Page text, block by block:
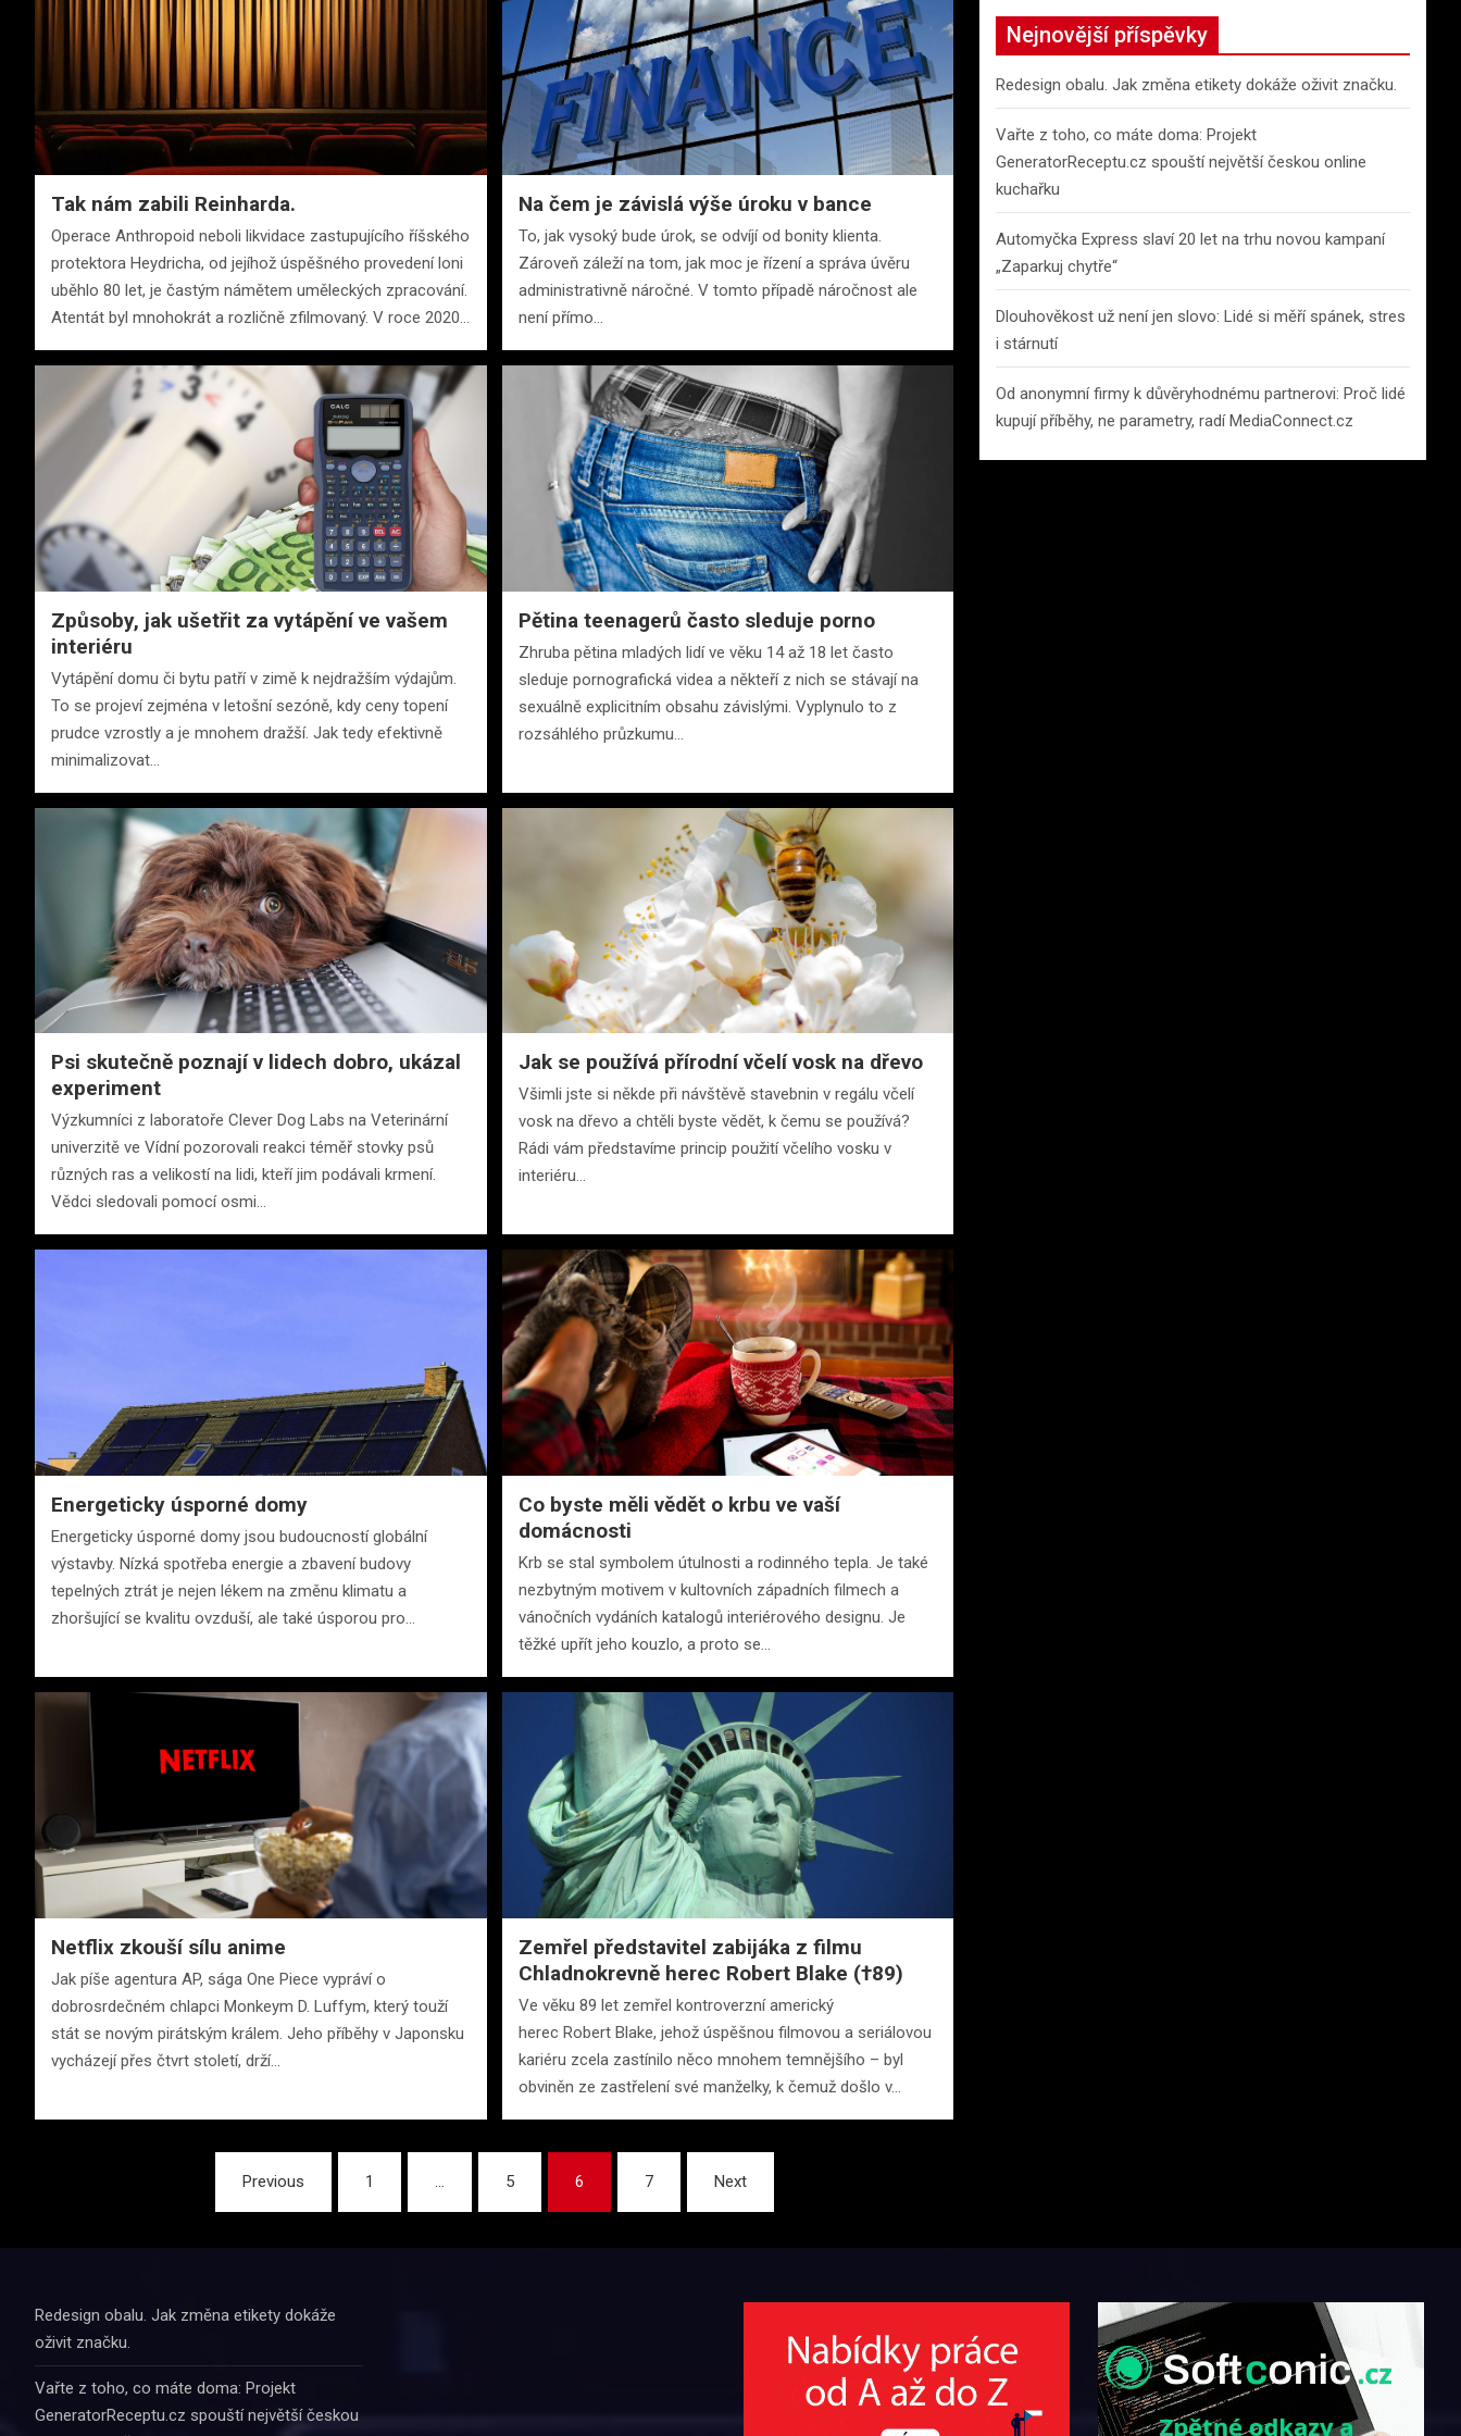
Tak nám zabili Reinharda.
Operace Anthropoid neboli likvidace zastupujícího říšského
protektora Heydricha, od jejíhož úspěšného provedení loni
uběhlo 80 let, je častým námětem uměleckých zpracování.
Atentát byl mnohokrát a rozličně zfilmovaný. V roce 2020…
Na čem je závislá výše úroku v bance
To, jak vysoký bude úrok, se odvíjí od bonity klienta.
Zároveň záleží na tom, jak moc je řízení a správa úvěru
administrativně náročné. V tomto případě náročnost ale
není přímo…
Způsoby, jak ušetřit za vytápění ve vašem
interiéru
Vytápění domu či bytu patří v zimě k nejdražším výdajům.
To se projeví zejména v letošní sezóně, kdy ceny topení
prudce vzrostly a je mnohem dražší. Jak tedy efektivně
minimalizovat…
Pětina teenagerů často sleduje porno
Zhruba pětina mladých lidí ve věku 14 až 18 let často
sleduje pornografická videa a někteří z nich se stávají na
sexuálně explicitním obsahu závislými. Vyplynulo to z
rozsáhlého průzkumu…
Psi skutečně poznají v lidech dobro, ukázal
experiment
Výzkumníci z laboratoře Clever Dog Labs na Veterinární
univerzitě ve Vídní pozorovali reakci téměř stovky psů
různých ras a velikostí na lidi, kteří jim podávali krmení.
Vědci sledovali pomocí osmi…
Jak se používá přírodní včelí vosk na dřevo
Všimli jste si někde při návštěvě stavebnin v regálu včelí
vosk na dřevo a chtěli byste vědět, k čemu se používá?
Rádi vám představíme princip použití včelího vosku v
interiéru…
Energeticky úsporné domy
Energeticky úsporné domy jsou budoucností globální
výstavby. Nízká spotřeba energie a zbavení budovy
tepelných ztrát je nejen lékem na změnu klimatu a
zhoršující se kvalitu ovzduší, ale také úsporou pro…
Co byste měli vědět o krbu ve vaší
domácnosti
Krb se stal symbolem útulnosti a rodinného tepla. Je také
nezbytným motivem v kultovních západních filmech a
vánočních vydáních katalogů interiérového designu. Je
těžké upřít jeho kouzlo, a proto se…
Netflix zkouší sílu anime
Jak píše agentura AP, sága One Piece vypráví o
dobrosrdečném chlapci Monkeym D. Luffym, který touží
stát se novým pirátským králem. Jeho příběhy v Japonsku
vycházejí přes čtvrt století, drží…
Zemřel představitel zabijáka z filmu
Chladnokrevně herec Robert Blake (†89)
Ve věku 89 let zemřel kontroverzní americký
herec Robert Blake, jehož úspěšnou filmovou a seriálovou
kariéru zcela zastínilo něco mnohem temnějšího – byl
obviněn ze zastřelení své manželky, k čemuž došlo v…
Previous 1 … 5 6 7 Next
h
Nejnovější příspěvky
Redesign obalu. Jak změna etikety dokáže oživit značku.
Vařte z toho, co máte doma: Projekt
GeneratorReceptu.cz spouští největší českou online
kuchařku
Automyčka Express slaví 20 let na trhu novou kampaní
„Zaparkuj chytře“
Dlouhověkost už není jen slovo: Lidé si měří spánek, stres
i stárnutí
Od anonymní firmy k důvěryhodnému partnerovi: Proč lidé
kupují příběhy, ne parametry, radí MediaConnect.cz
Redesign obalu. Jak změna etikety dokáže
oživit značku.
Vařte z toho, co máte doma: Projekt
GeneratorReceptu.cz spouští největší českou